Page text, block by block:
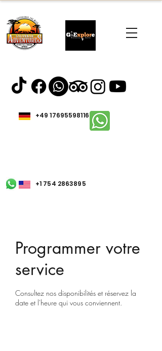
+49 17695598116
+1 754 2863895
Programmer votre
service
Consultez nos disponibilités et réservez la
date et l'heure qui vous conviennent.